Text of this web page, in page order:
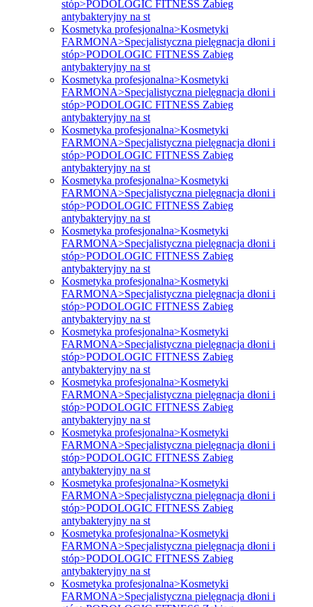
stóp>PODOLOGIC FITNESS Zabieg
antybakteryjny na st
Kosmetyka profesjonalna>Kosmetyki
FARMONA>Specjalistyczna pielęgnacja dłoni i
stóp>PODOLOGIC FITNESS Zabieg
antybakteryjny na st
Kosmetyka profesjonalna>Kosmetyki
FARMONA>Specjalistyczna pielęgnacja dłoni i
stóp>PODOLOGIC FITNESS Zabieg
antybakteryjny na st
Kosmetyka profesjonalna>Kosmetyki
FARMONA>Specjalistyczna pielęgnacja dłoni i
stóp>PODOLOGIC FITNESS Zabieg
antybakteryjny na st
Kosmetyka profesjonalna>Kosmetyki
FARMONA>Specjalistyczna pielęgnacja dłoni i
stóp>PODOLOGIC FITNESS Zabieg
antybakteryjny na st
Kosmetyka profesjonalna>Kosmetyki
FARMONA>Specjalistyczna pielęgnacja dłoni i
stóp>PODOLOGIC FITNESS Zabieg
antybakteryjny na st
Kosmetyka profesjonalna>Kosmetyki
FARMONA>Specjalistyczna pielęgnacja dłoni i
stóp>PODOLOGIC FITNESS Zabieg
antybakteryjny na st
Kosmetyka profesjonalna>Kosmetyki
FARMONA>Specjalistyczna pielęgnacja dłoni i
stóp>PODOLOGIC FITNESS Zabieg
antybakteryjny na st
Kosmetyka profesjonalna>Kosmetyki
FARMONA>Specjalistyczna pielęgnacja dłoni i
stóp>PODOLOGIC FITNESS Zabieg
antybakteryjny na st
Kosmetyka profesjonalna>Kosmetyki
FARMONA>Specjalistyczna pielęgnacja dłoni i
stóp>PODOLOGIC FITNESS Zabieg
antybakteryjny na st
Kosmetyka profesjonalna>Kosmetyki
FARMONA>Specjalistyczna pielęgnacja dłoni i
stóp>PODOLOGIC FITNESS Zabieg
antybakteryjny na st
Kosmetyka profesjonalna>Kosmetyki
FARMONA>Specjalistyczna pielęgnacja dłoni i
stóp>PODOLOGIC FITNESS Zabieg
antybakteryjny na st
Kosmetyka profesjonalna>Kosmetyki
FARMONA>Specjalistyczna pielęgnacja dłoni i